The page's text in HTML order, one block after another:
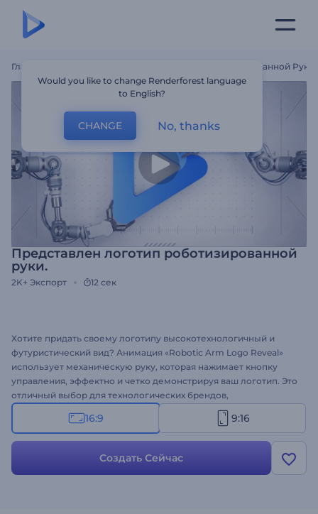
Главная Представлен Логотип Роботизированной Руки.
Представлен логотип роботизированной
руки.
2K+ Экспорт 12 сек
Хотите придать своему логотипу высокотехнологичный и
футуристический вид? Анимация «Robotic Arm Logo Reveal»
использует механическую руку, которая нажимает кнопку
управления, эффектно и четко демонстрируя ваш логотип. Это
отличный выбор для технологических брендов,
инновационных проектов и любого контента, связанного с
инженерией. Настройка очень проста: загрузите свой логотип,
фоновую музыку. Создайте прямо сейчас и представьте свой
логотип в современном стиле!
16:9 9:16
Создать Сейчас
Would you like to change Renderforest language
to English?
CHANGE No, thanks